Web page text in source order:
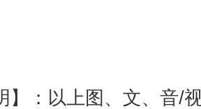
】：以上图、文、音/